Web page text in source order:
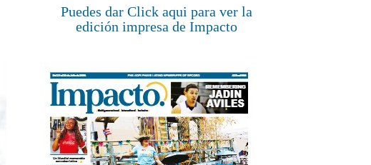
Puedes dar Click aqui para ver la
edición impresa de Impacto